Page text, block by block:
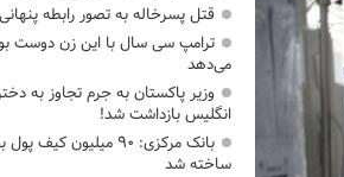
قتل پسرخاله به تصور رابطه
ترامپ سی سال با این زن دوست
می‌دهد
وزیر پاکستان به جرم تجاوز به
انگلیس بازداشت شد!
بانک مرکزی: ۹۰ میلیون
ساخته شد